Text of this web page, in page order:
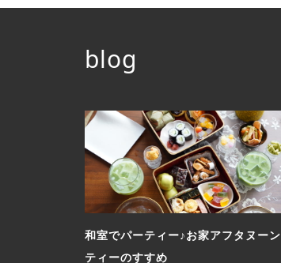
blog
和室でパーティー♪お家アフタヌーン
ティーのすすめ